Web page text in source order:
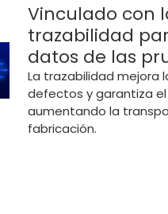
Vinculado con
trazabilidad
datos de las
La trazabilidad mejora
defectos y garantiza
aumentando la
fabricación.